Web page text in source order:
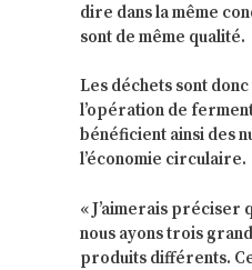
dire dans la même
sont de même qualité.
Les déchets sont
l’opération de
bénéficient ainsi des
l’économie circulaire.
« J’aimerais préciser
nous ayons trois
produits différents.